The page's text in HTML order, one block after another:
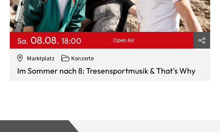
Marktplatz Konzerte
Sa. 08.08. 18:00 Open Air
Im Sommer nach 8: Tresensportmusik & That's Why